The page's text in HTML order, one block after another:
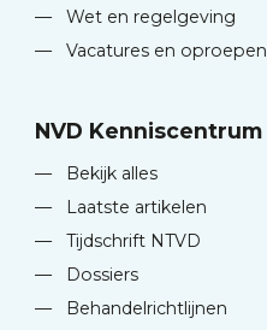
—
Wet en regelgeving
—
Vacatures en oproepen
NVD Kenniscentrum
—
Bekijk alles
—
Laatste artikelen
—
Tijdschrift NTVD
—
Dossiers
—
Behandelrichtlijnen